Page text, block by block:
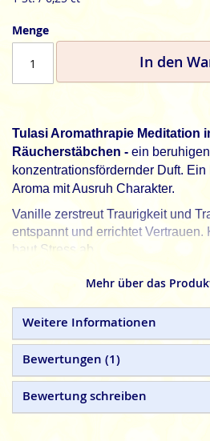
Menge
In den
Tulasi Aromathrapie Meditation
Räucherstäbchen - ein
konzentrationsfördernder Duft.
Aroma mit Ausruh Charakter.
Vanille zerstreut Traurigkeit und
entspannt und errichtet Vertrauen.
baut Stress ab.
hergestellte Naturprodukte
, ohne
petrochemische Zusätze.
Mehr über das
Weitere Informationen
Bewertungen 1
Bewertung schreiben